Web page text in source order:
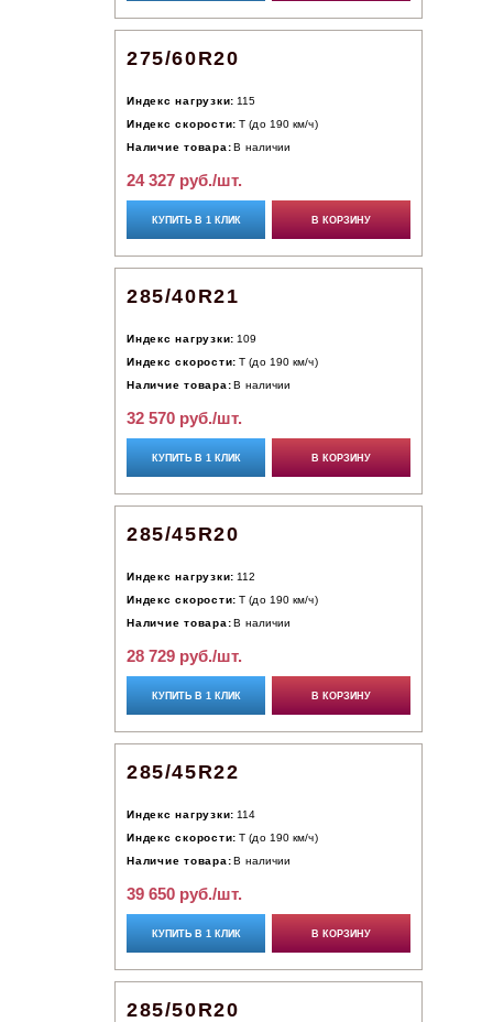
275/60R20
Индекс нагрузки: 115
Индекс скорости: T (до 190 км/ч)
Наличие товара: В наличии
24 327 руб./шт.
КУПИТЬ В 1 КЛИК В КОРЗИНУ
285/40R21
Индекс нагрузки: 109
Индекс скорости: T (до 190 км/ч)
Наличие товара: В наличии
32 570 руб./шт.
КУПИТЬ В 1 КЛИК В КОРЗИНУ
285/45R20
Индекс нагрузки: 112
Индекс скорости: T (до 190 км/ч)
Наличие товара: В наличии
28 729 руб./шт.
КУПИТЬ В 1 КЛИК В КОРЗИНУ
285/45R22
Индекс нагрузки: 114
Индекс скорости: T (до 190 км/ч)
Наличие товара: В наличии
39 650 руб./шт.
КУПИТЬ В 1 КЛИК В КОРЗИНУ
285/50R20